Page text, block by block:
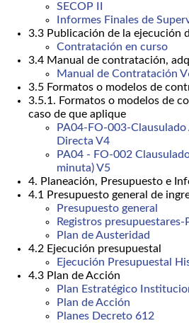
SECOP II
Informes Finales de
3.3 Publicación de la ejecución
Contratación en curso
3.4 Manual de contratación,
Manual de Contratación
3.5 Formatos o modelos de
3.5.1. Formatos o modelos de
caso de que aplique
PA04-FO-003-
Directa V4
PA04 - FO-002
minuta) V5
4. Planeación, Presupuesto e
4.1 Presupuesto general de
Presupuesto general
Registros presupuestares-
Plan de Austeridad
4.2 Ejecución presupuestal
Ejecución Presupuestal
4.3 Plan de Acción
Plan Estratégico
Plan de Acción
Planes Decreto 612